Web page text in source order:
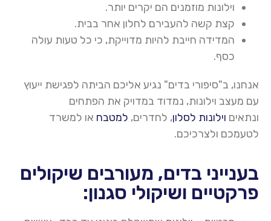
וילונות מוזמנים הם יקרים יותר.
קצת קשה להעבירם לחלון אחר בבית.
המדידה חייבת להיות מדוייקת, כי כל טעות עולה
כסף.
אנחנו, ב"סיפורי בדים" נגיע אליכם הביתה לפגישת ייעוץ
עם מעצב וילונות, נמדוד במדויק את הפתחים
ונתאים וילונות לסלון, לחדרים, למטבח או למשרד
לטעמכם ולצרכיכם.
בענייני בדים, מעורבים שיקולים
פרקטיים ושיקולי סגנון: